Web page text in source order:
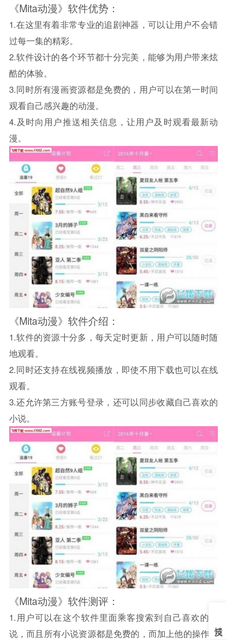
《Mita动漫》软件优势：
1.在这里有着非常专业的追剧神器，可以让用户不会错
过每一集的精彩。
2.软件设计的各个环节都十分完美，能够为用户带来炫
酷的体验。
3.同时所有漫画资源都是免费的，用户可以在第一时间
观看自己感兴趣的动漫。
4.及时向用户推送相关信息，让用户及时观看最新动
漫。
《Mita动漫》软件介绍：
1.软件的资源十分多，每天定时更新，用户可以随时随
地观看。
2.同时还支持在线视频播放，即使不用下载也可以在线
观看。
3.还允许第三方账号登录，还可以同步收藏自己喜欢的
小说。
《Mita动漫》软件测评：
1.用户可以在这个软件里面乘客搜索到自己喜欢的小
说，而且所有小说资源都是免费的，而加上他的操作流